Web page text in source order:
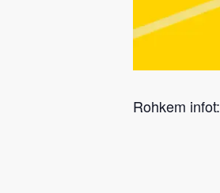
Rohkem infot: